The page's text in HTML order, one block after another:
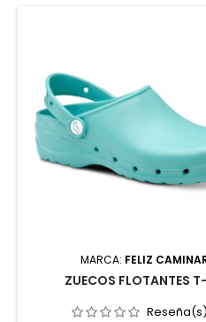
MARCA: FELIZ
ZUECOS FLOTANTES